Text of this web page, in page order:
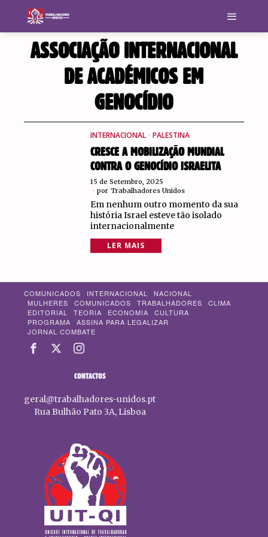
ASSOCIAÇÃO INTERNACIONAL
DE ACADÉMICOS EM
GENOCÍDIO
INTERNACIONAL · PALESTINA
CRESCE A MOBILIZAÇÃO MUNDIAL
CONTRA O GENOCÍDIO ISRAELITA
15 de Setembro, 2025
por Trabalhadores Unidos
Em nenhum outro momento da sua
história Israel esteve tão isolado
internacionalmente
LER MAIS
COMUNICADOS INTERNACIONAL
NACIONAL
MULHERES
COMUNICADOS TRABALHADORES
CLIMA
EDITORIAL
TEORIA ECONOMIA
CULTURA
PROGRAMA
ASSINA PARA LEGALIZAR
JORNAL COMBATE
CONTACTOS
geral@trabalhadores-unidos.pt
Rua Bulhão Pato 3A, Lisboa